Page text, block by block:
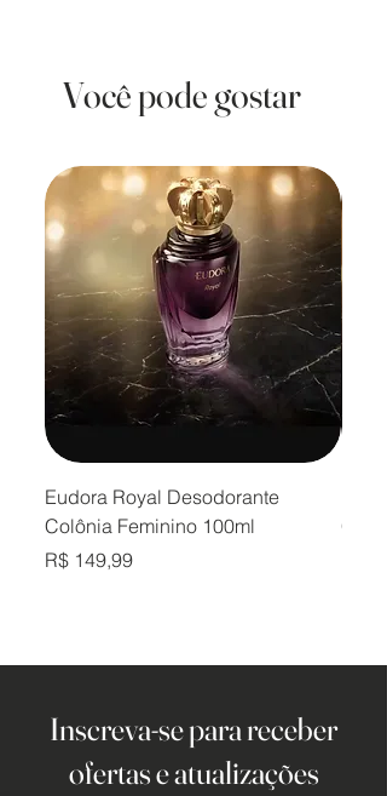
Você pode gostar
Eudora Royal Desodorante
Colônia Feminino 100ml
Preço
R$ 149,99
Inscreva-se para receber
ofertas e atualizações